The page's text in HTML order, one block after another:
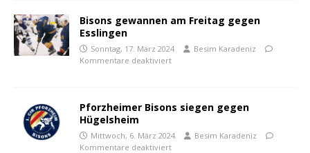
Bisons gewannen am Freitag gegen
Esslingen
Sonntag, 17. März 2024
Besim Karadeniz
Kommentare deaktiviert
Pforzheimer Bisons siegen gegen
Hügelsheim
Mittwoch, 6. März 2024
Besim Karadeniz
Kommentare deaktiviert